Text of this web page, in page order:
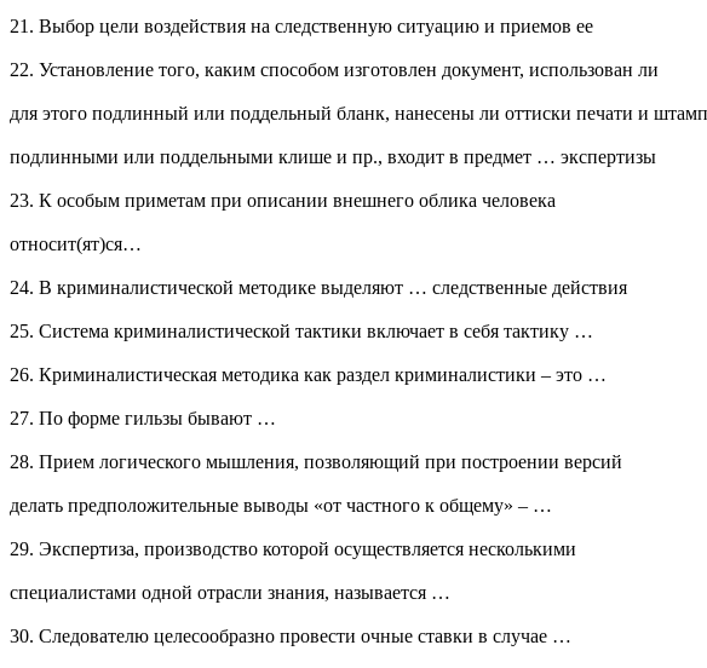
21. Выбор цели воздействия на следственную ситуацию и приемов ее
22. Установление того, каким способом изготовлен документ, использован ли
для этого подлинный или поддельный бланк, нанесены ли оттиски печати и
подлинными или поддельными клише и пр., входит в предмет … экспертизы
23. К особым приметам при описании внешнего облика человека
относит(ят)ся…
24. В криминалистической методике выделяют … следственные действия
25. Система криминалистической тактики включает в себя тактику …
26. Криминалистическая методика как раздел криминалистики – это …
27. По форме гильзы бывают …
28. Прием логического мышления, позволяющий при построении версий
делать предположительные выводы «от частного к общему» – …
29. Экспертиза, производство которой осуществляется несколькими
специалистами одной отрасли знания, называется …
30. Следователю целесообразно провести очные ставки в случае …